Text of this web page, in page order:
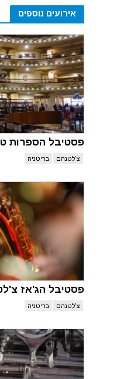
אירועים נוספים
פסטיבל הספרות
צ'לטנהם בריטניה
פסטיבל הג'אז
צ'לטנהם בריטניה